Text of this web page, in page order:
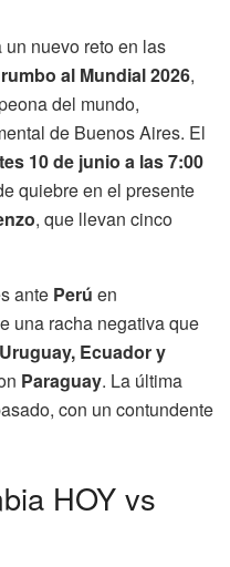
un nuevo reto en las
al Mundial 2026,
del mundo,
de Buenos Aires. El
10 de junio a las 7:00
quiebre en el presente
, que llevan cinco
ante Perú en
una racha negativa que
Uruguay, Ecuador y
Paraguay. La última
con un contundente
HOY vs